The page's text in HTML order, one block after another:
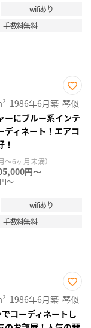
wifiあり
手数料無料
お気
に入
り登
録
1986年6月築 琴似
ーにブルー系インテ
ディネート！エアコ
！
～6ヶ月未満）
円～
～
wifiあり
手数料無料
お気
に入
り登
録
1986年6月築 琴似
コーディネートし